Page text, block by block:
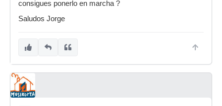
consigues ponerlo en marcha ?
Saludos Jorge